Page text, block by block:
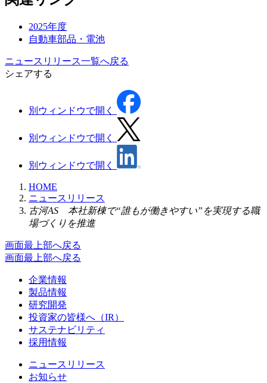
2025年度
自動車部品・電池
ニュースリリース一覧へ戻る
シェアする
別ウィンドウで開く
別ウィンドウで開く
別ウィンドウで開く
HOME
ニュースリリース
古河AS 本社新棟で“誰もが働きやすい”を実現する職
場づくりを推進
画面最上部へ戻る
画面最上部へ戻る
企業情報
製品情報
研究開発
投資家の皆様へ（IR）
サステナビリティ
採用情報
ニュースリリース
お知らせ